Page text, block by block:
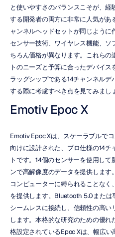
と使いやすさのバランスこそが、
する開発者の両方に非常に人気があ
ャンネルヘッドセットが同じように
センサー技術、ワイヤレス機能、ソ
ちろん価格が異なります。これらの
トのニーズと予算に合ったデバイ
ラッグシップである14チャンネル
する際に考慮すべき点を見てみまし
Emotiv Epoc X
Emotiv Epoc Xは、スケーラブルで
向けに設計された、プロ仕様の14チ
トです。14個のセンサーを使用し
ンで高解像度のデータを提供します
コンピューターに縛られることな
を提供します。Bluetooth 5.0また
シームレスに接続し、信頼性の高
します。本格的な研究のための優
格設定されているEpoc Xは、幅広